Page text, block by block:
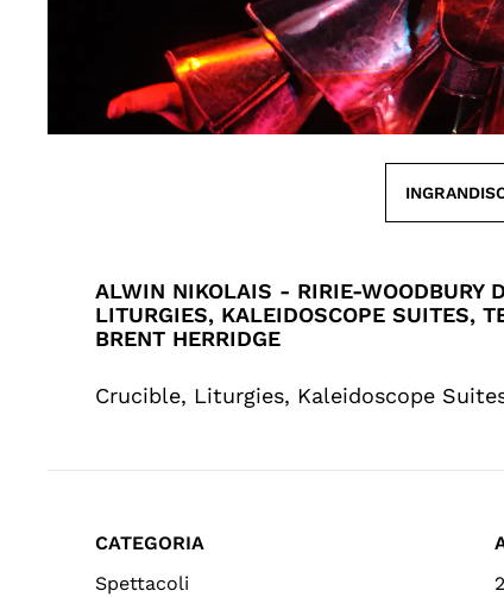
ALWIN NIKOLAIS - RIRIE-WOODBURY
LITURGIES, KALEIDOSCOPE SUITES,
BRENT HERRIDGE
Crucible, Liturgies, Kaleidoscope
CATEGORIA
Spettacoli